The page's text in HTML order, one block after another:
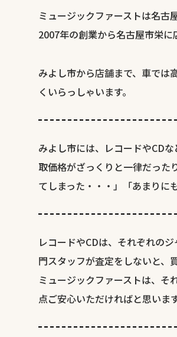
ミュージックファーストは名古
2007年の創業から名古屋市栄
みよし市から店舗まで、車では
くいらっしゃいます。
みよし市には、レコードやCD
取価格がざっくりと一律だった
てしまった・・・」「あまりに
レコードやCDは、それぞれの
門スタッフが査定をしないと、
ミュージックファーストは、そ
点ご安心いただければと思いま